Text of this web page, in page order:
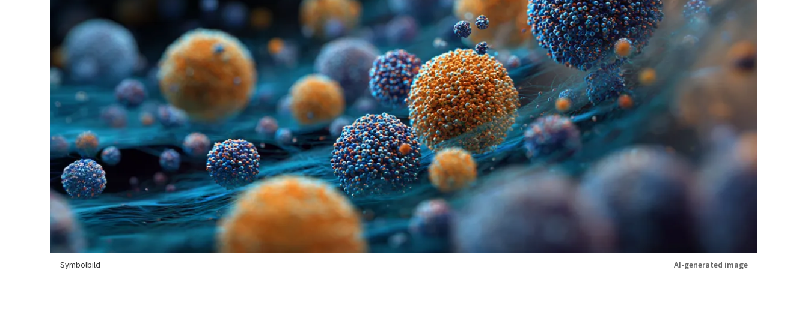
Symbolbild AI-generated image